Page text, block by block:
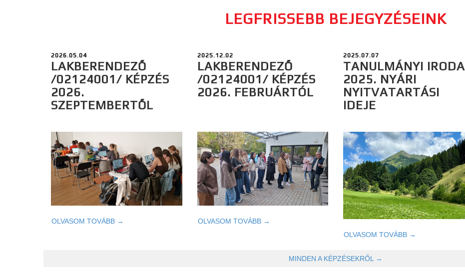
LEGFRISSEBB BEJEGYZÉSEINK
2026.05.04
LAKBERENDEZŐ
/02124001/ KÉPZÉS
2026.
SZEPTEMBERTŐL
OLVASOM TOVÁBB →
2025.12.02
LAKBERENDEZŐ
/02124001/ KÉPZÉS
2026. FEBRUÁRTÓL
OLVASOM TOVÁBB →
2025.07.07
TANULMÁNYI IRODA
2025. NYÁRI
NYITVATARTÁSI
IDEJE
OLVASOM TOVÁBB →
MINDEN A KÉPZÉSEKRŐL →